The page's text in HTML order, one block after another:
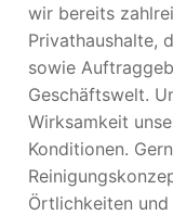
wir bereits
Privathaushalte,
sowie
Geschäftswelt.
Wirksamkeit
Konditionen.
Örtlichkeiten